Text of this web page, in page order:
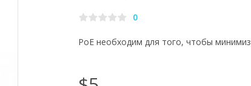
0
PoE необходим для того, чтобы